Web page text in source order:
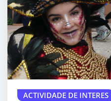
ACTIVIDADE DE INTERES